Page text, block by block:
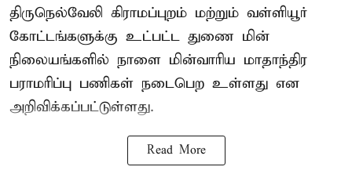
திருநெல்வேலி கிராமப்புறம் மற்றும் வள்ளியூர்
கோட்டங்களுக்கு உட்பட்ட துணை மின்
நிலையங்களில் நாளை மின்வாரிய மாதாந்திர
பராமரிப்பு பணிகள் நடைபெற உள்ளது என
அறிவிக்கப்பட்டுள்ளது.
Read More